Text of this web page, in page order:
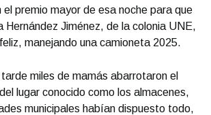
el premio mayor de esa noche para que
Hernández Jiménez, de la colonia UNE,
manejando una camioneta 2025.
miles de mamás abarrotaron el
lugar conocido como los almacenes,
municipales habían dispuesto todo,